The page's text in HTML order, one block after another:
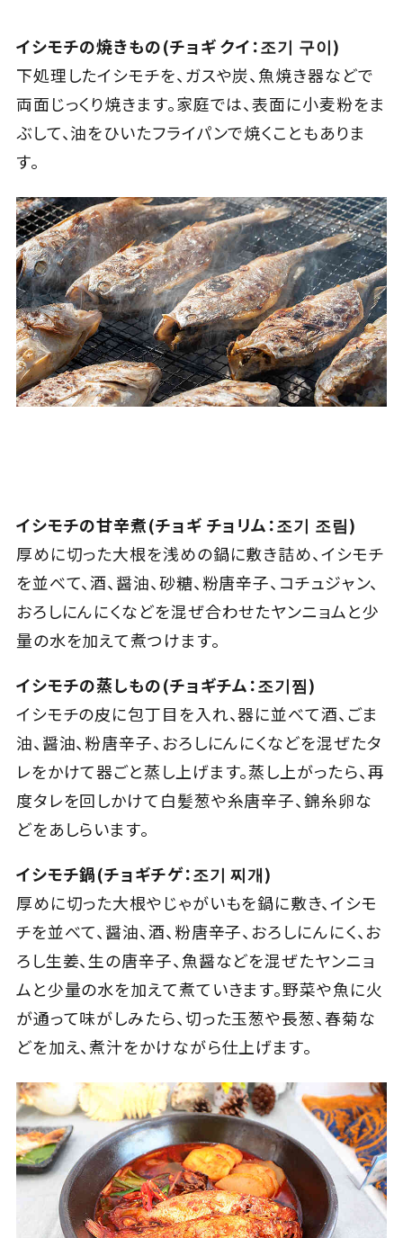
イシモチの焼きもの(チョギ クイ：조기 구이)
下処理したイシモチを、ガスや炭、魚焼き器などで
両面じっくり焼きます。家庭では、表面に小麦粉をま
ぶして、油をひいたフライパンで焼くこともありま
す。
イシモチの甘辛煮(チョギ チョリム：조기 조림)
厚めに切った大根を浅めの鍋に敷き詰め、イシモチ
を並べて、酒、醤油、砂糖、粉唐辛子、コチュジャン、
おろしにんにくなどを混ぜ合わせたヤンニョムと少
量の水を加えて煮つけます。
イシモチの蒸しもの(チョギチム：조기찜)
イシモチの皮に包丁目を入れ、器に並べて酒、ごま
油、醤油、粉唐辛子、おろしにんにくなどを混ぜたタ
レをかけて器ごと蒸し上げます。蒸し上がったら、再
度タレを回しかけて白髪葱や糸唐辛子、錦糸卵な
どをあしらいます。
イシモチ鍋(チョギチゲ：조기 찌개)
厚めに切った大根やじゃがいもを鍋に敷き、イシモ
チを並べて、醤油、酒、粉唐辛子、おろしにんにく、お
ろし生姜、生の唐辛子、魚醤などを混ぜたヤンニョ
ムと少量の水を加えて煮ていきます。野菜や魚に火
が通って味がしみたら、切った玉葱や長葱、春菊な
どを加え、煮汁をかけながら仕上げます。